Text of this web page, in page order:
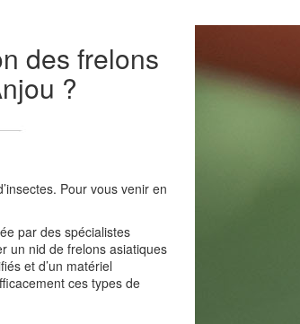
des frelons
?
Pour vous venir en
par des spécialistes
un nid de frelons asiatiques
et d’un matériel
ces types de